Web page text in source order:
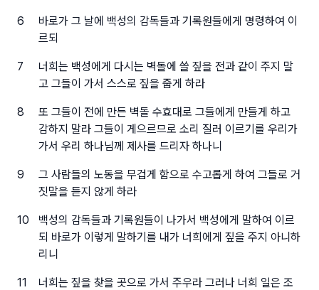
6
바로가 그 날에 백성의 감독들과 기록원들에게 명령하여 이
르되
7
너희는 백성에게 다시는 벽돌에 쓸 짚을 전과 같이 주지 말
고 그들이 가서 스스로 짚을 줍게 하라
8
또 그들이 전에 만든 벽돌 수효대로 그들에게 만들게 하고
감하지 말라 그들이 게으르므로 소리 질러 이르기를 우리가
가서 우리 하나님께 제사를 드리자 하나니
9
그 사람들의 노동을 무겁게 함으로 수고롭게 하여 그들로 거
짓말을 듣지 않게 하라
10
백성의 감독들과 기록원들이 나가서 백성에게 말하여 이르
되 바로가 이렇게 말하기를 내가 너희에게 짚을 주지 아니하
리니
11
너희는 짚을 찾을 곳으로 가서 주우라 그러나 너희 일은 조